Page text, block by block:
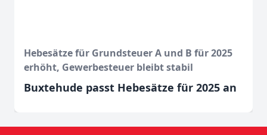
Hebesätze für Grundsteuer A und B für 2025
erhöht, Gewerbesteuer bleibt stabil
Buxtehude passt Hebesätze für 2025 an